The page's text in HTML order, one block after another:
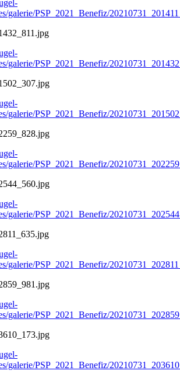
galerie/PSP_2021_Benefiz/
galerie/PSP_2021_Benefiz/
galerie/PSP_2021_Benefiz/
galerie/PSP_2021_Benefiz/
galerie/PSP_2021_Benefiz/
galerie/PSP_2021_Benefiz/
galerie/PSP_2021_Benefiz/
galerie/PSP_2021_Benefiz/